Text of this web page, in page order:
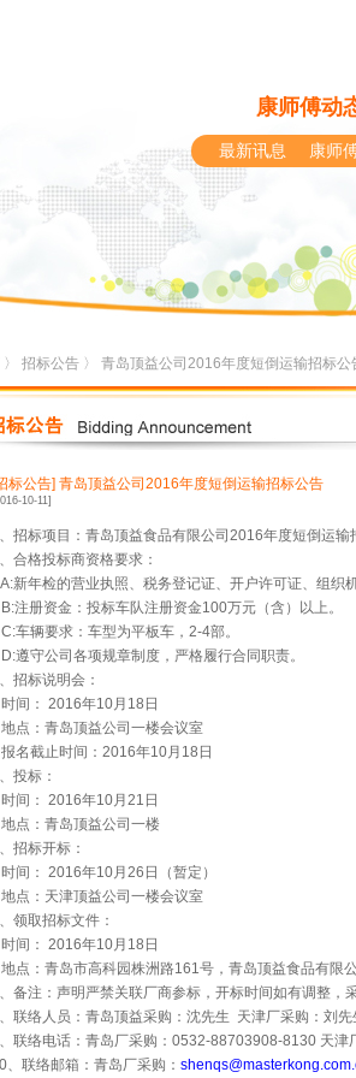
康师傅动
最新讯息 康师
〉 招标公告 〉 青岛顶益公司2016年度短倒运输招标公
标公告] 青岛顶益公司2016年度短倒运输招标公告
10-11]
、招标项目：青岛顶益食品有限公司 2016年度短倒运输
、合格投标商资格要求：
A:新年检的营业执照、税务登记证、开户许可证、组织
B:注册资金：投标车队注册资金100万元（含）以上。
C:车辆要求：车型为平板车， 2-4部。
D:遵守公司各项规章制度，严格履行合同职责。
、招标说明会：
时间： 2016年10月 18 日
地点：青岛顶益公司一楼会议室
报名截止时间： 2016年10月 18 日
、投标：
时间： 2016年10月 21 日
地点：青岛顶益公司一楼
、招标开标：
时间： 2016年10月 26 日（暂定）
地点：天津顶益公司一楼会议室
、领取招标文件：
时间： 2016年10月 18 日
地点：青岛市高科园株洲路161号，青岛顶益食品有限
、备注：声明严禁关联厂商参标，开标时间如有调整，
、联络人员：青岛顶益采购：沈先生 天津厂采购：刘先
、联络电话：青岛厂采购： 0532-88703908-8130 天津
、联络邮箱：青岛厂采购：